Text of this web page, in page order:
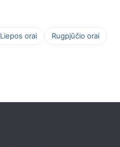
Liepos orai
Rugpjūčio orai